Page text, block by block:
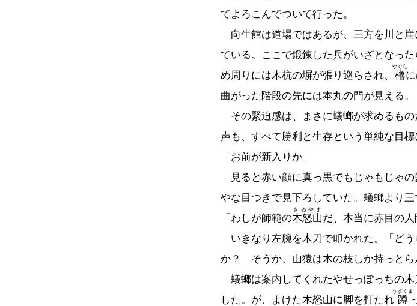
てよろこんでついて行った。
向生館は道場ではあるが、三方を川と崖
ている。ここで鍛錬した兵がいざとなっ
め周りには木杭の塀が張り巡らされ、 櫓
やぐら
曲がった階段の先には本丸の門が見える。
その緊迫感は、まさに蟻螂が求めるも
声も、すべて勝利と生存という単純な目標
「お前が新入りか」
見ると赤い顔に真っ黒でもじゃもじゃの
やな目つきで見下ろしていた。蟻螂より三
「わしが師範の木怒山
きぬやま
だ、本当に赤目の人
いきなり左腕を木刀で叩かれた。「ど
か？ そうか、山猿は木の枝しか持っとら
蟻螂は案内してくれたやせっぽっちの
した。が、よけた木怒山に脚を打たれ 蹲
うずくま